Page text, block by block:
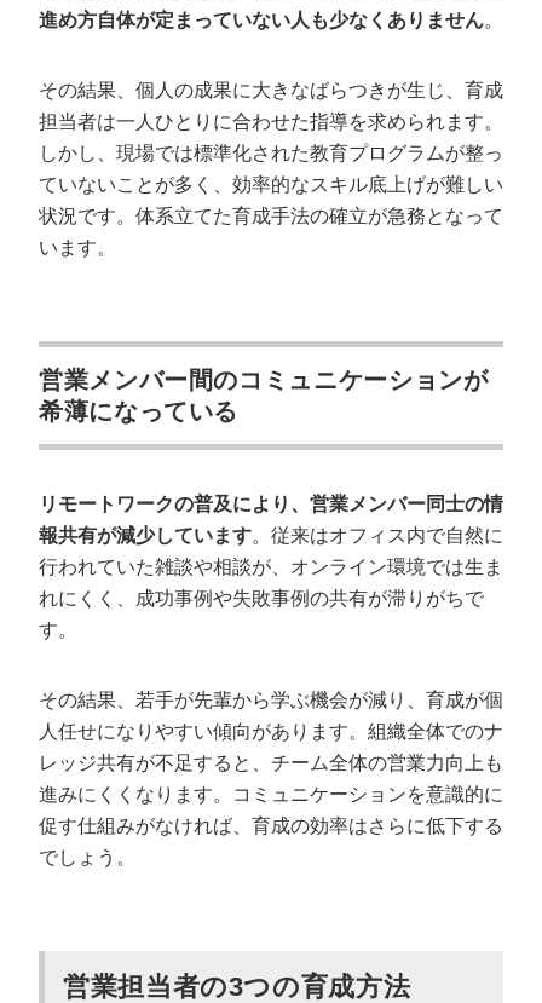
進め方自体が定まっていない人も少なくありません。
その結果、個人の成果に大きなばらつきが生じ、育成
担当者は一人ひとりに合わせた指導を求められます。
しかし、現場では標準化された教育プログラムが整っ
ていないことが多く、効率的なスキル底上げが難しい
状況です。体系立てた育成手法の確立が急務となって
います。
営業メンバー間のコミュニケーションが
希薄になっている
リモートワークの普及により、営業メンバー同士の情
報共有が減少しています。従来はオフィス内で自然に
行われていた雑談や相談が、オンライン環境では生ま
れにくく、成功事例や失敗事例の共有が滞りがちで
す。
その結果、若手が先輩から学ぶ機会が減り、育成が個
人任せになりやすい傾向があります。組織全体でのナ
レッジ共有が不足すると、チーム全体の営業力向上も
進みにくくなります。コミュニケーションを意識的に
促す仕組みがなければ、育成の効率はさらに低下する
でしょう。
営業担当者の3つの育成方法